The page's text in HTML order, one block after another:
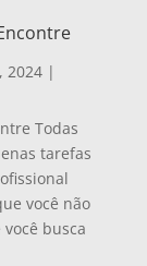
2024|
Todas
tarefas
você não
busca